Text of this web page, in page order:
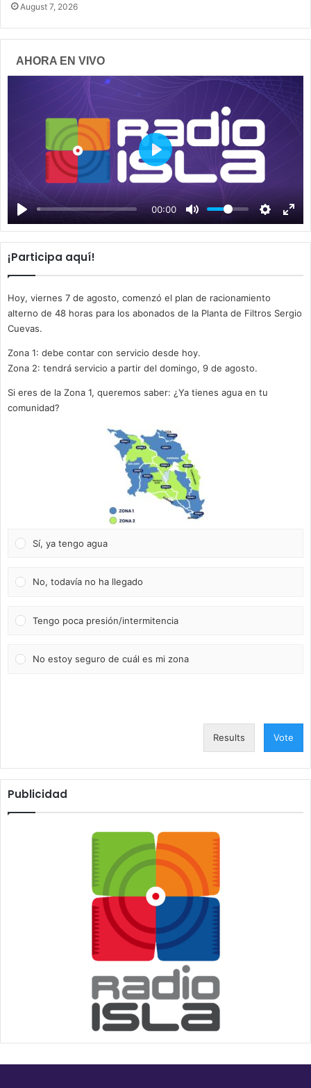
August 7, 2026
AHORA EN VIVO
00:00
P
a
y
¡Participa aquí!
Hoy, viernes 7 de agosto, comenzó el plan de racionamiento
alterno de 48 horas para los abonados de la Planta de Filtros Sergio
Cuevas.
Zona 1: debe contar con servicio desde hoy.
Zona 2: tendrá servicio a partir del domingo, 9 de agosto.
Si eres de la Zona 1, queremos saber: ¿Ya tienes agua en tu
comunidad?
Sí, ya tengo agua
No, todavía no ha llegado
Tengo poca presión/intermitencia
No estoy seguro de cuál es mi zona
Results Vote
Publicidad